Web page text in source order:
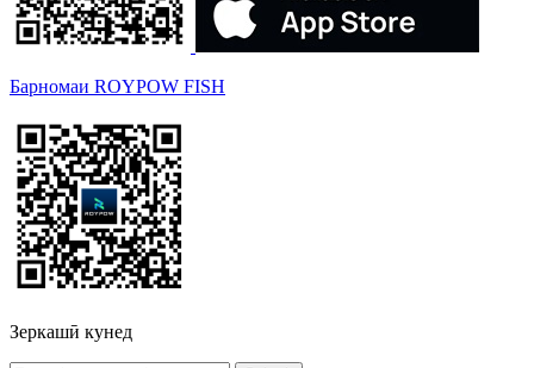
Барномаи ROYPOW FISH
Зеркашӣ кунед